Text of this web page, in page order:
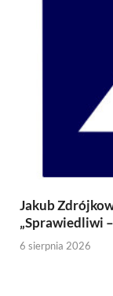
Jakub
„Sprawiedliwi
6 sierpnia 2026